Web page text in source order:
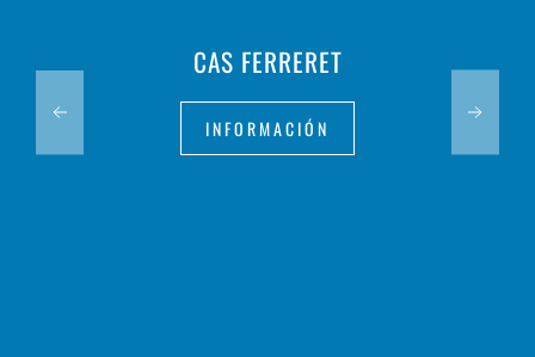
CAS FERRERET
INFORMACIÓN